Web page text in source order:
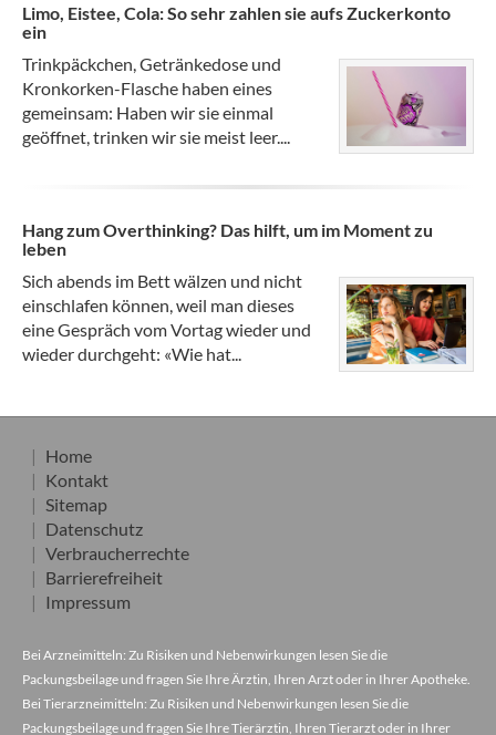
Limo, Eistee, Cola: So sehr zahlen sie aufs Zuckerkonto
ein
Trinkpäckchen, Getränkedose und
Kronkorken-Flasche haben eines
gemeinsam: Haben wir sie einmal
geöffnet, trinken wir sie meist leer....
Hang zum Overthinking? Das hilft, um im Moment zu
leben
Sich abends im Bett wälzen und nicht
einschlafen können, weil man dieses
eine Gespräch vom Vortag wieder und
wieder durchgeht: «Wie hat...
Home
Kontakt
Sitemap
Datenschutz
Verbraucherrechte
Barrierefreiheit
Impressum
Bei Arzneimitteln: Zu Risiken und Nebenwirkungen lesen Sie die
Packungsbeilage und fragen Sie Ihre Ärztin, Ihren Arzt oder in Ihrer Apotheke.
Bei Tierarzneimitteln: Zu Risiken und Nebenwirkungen lesen Sie die
Packungsbeilage und fragen Sie Ihre Tierärztin, Ihren Tierarzt oder in Ihrer